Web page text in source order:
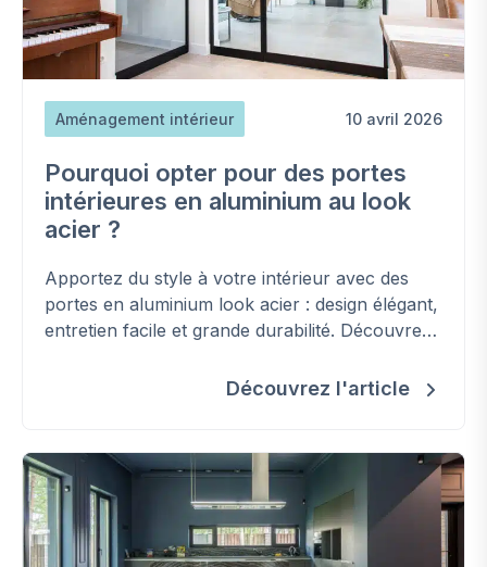
Aménagement intérieur 10 avril 2026
Pourquoi opter pour des portes
intérieures en aluminium au look
acier ?
Apportez du style à votre intérieur avec des
portes en aluminium look acier : design élégant,
entretien facile et grande durabilité. Découvrez
Découvrez l'article